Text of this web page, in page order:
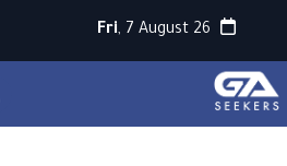
Fri, 7 August 26